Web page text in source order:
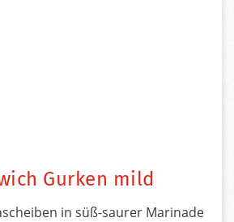
Gurken mild
in süß-saurer Marinade